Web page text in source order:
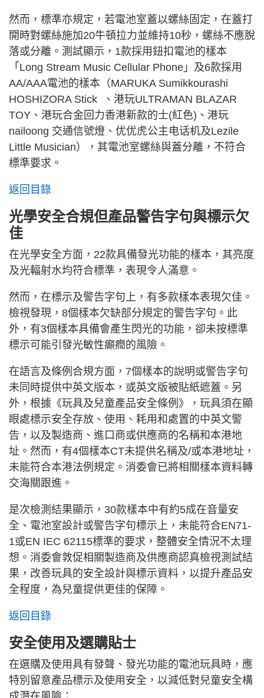
然而，標準亦規定，若電池室蓋以螺絲固定，在蓋打
開時對螺絲施加20牛頓拉力並維持10秒，螺絲不應脫
落或分離。測試顯示，1款採用鈕扣電池的樣本
「Long Stream Music Cellular Phone」及6款採用
AA/AAA電池的樣本（MARUKA Sumikkourashi
HOSHIZORA Stick 、港玩ULTRAMAN BLAZAR
TOY、港玩合金回力香港新款的士(紅色)、港玩
nailoong 交通信號燈、优优虎公主电话机及Lezile
Little Musician），其電池室螺絲與蓋分離，不符合
標準要求。
返回目錄
光學安全合規但產品警告字句與標示欠
佳
在光學安全方面，22款具備發光功能的樣本，其亮度
及光輻射水均符合標準，表現令人滿意。
然而，在標示及警告字句上，有多款樣本表現欠佳。
檢視發現，8個樣本欠缺部分規定的警告字句。此
外，有3個樣本具備會產生閃光的功能，卻未按標準
標示可能引發光敏性癲癇的風險。
在語言及條例合規方面，7個樣本的說明或警告字句
未同時提供中英文版本，或英文版被貼紙遮蓋。另
外，根據《玩具及兒童產品安全條例》，玩具須在顯
眼處標示安全存放、使用、耗用和處置的中英文警
告，以及製造商、進口商或供應商的名稱和本港地
址。然而，有4個樣本CT未提供名稱及/或本港地址，
未能符合本港法例規定。消委會已將相關樣本資料轉
交海關跟進。
是次檢測結果顯示，30款樣本中有約5成在音量安
全、電池室設計或警告字句標示上，未能符合EN71-
1或EN IEC 62115標準的要求，整體安全情況不太理
想。消委會敦促相關製造商及供應商認真檢視測試結
果，改善玩具的安全設計與標示資料，以提升產品安
全程度，為兒童提供更佳的保障。
返回目錄
安全使用及選購貼士
在選購及使用具有發聲、發光功能的電池玩具時，應
特別留意產品標示及使用安全，以減低對兒童安全構